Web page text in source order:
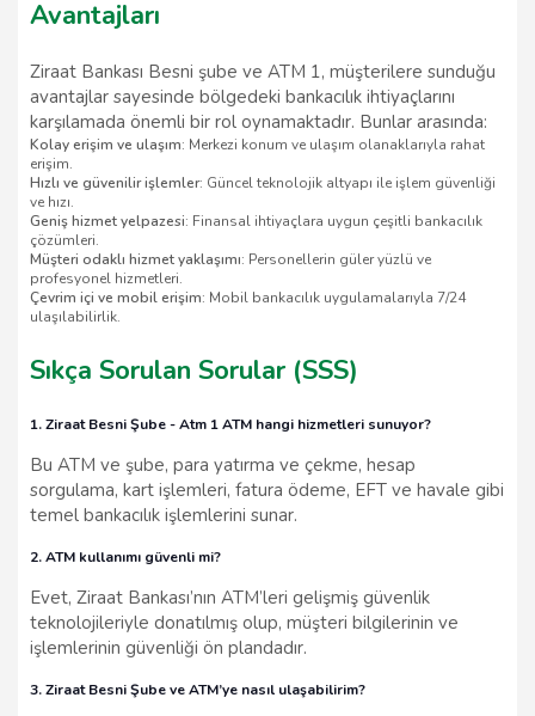
Avantajları
Ziraat Bankası Besni şube ve ATM 1, müşterilere sunduğu
avantajlar sayesinde bölgedeki bankacılık ihtiyaçlarını
karşılamada önemli bir rol oynamaktadır. Bunlar arasında:
Kolay erişim ve ulaşım: Merkezi konum ve ulaşım olanaklarıyla rahat
erişim.
Hızlı ve güvenilir işlemler: Güncel teknolojik altyapı ile işlem güvenliği
ve hızı.
Geniş hizmet yelpazesi: Finansal ihtiyaçlara uygun çeşitli bankacılık
çözümleri.
Müşteri odaklı hizmet yaklaşımı: Personellerin güler yüzlü ve
profesyonel hizmetleri.
Çevrim içi ve mobil erişim: Mobil bankacılık uygulamalarıyla 7/24
ulaşılabilirlik.
Sıkça Sorulan Sorular (SSS)
1. Ziraat Besni Şube - Atm 1 ATM hangi hizmetleri sunuyor?
Bu ATM ve şube, para yatırma ve çekme, hesap
sorgulama, kart işlemleri, fatura ödeme, EFT ve havale gibi
temel bankacılık işlemlerini sunar.
2. ATM kullanımı güvenli mi?
Evet, Ziraat Bankası’nın ATM’leri gelişmiş güvenlik
teknolojileriyle donatılmış olup, müşteri bilgilerinin ve
işlemlerinin güvenliği ön plandadır.
3. Ziraat Besni Şube ve ATM’ye nasıl ulaşabilirim?